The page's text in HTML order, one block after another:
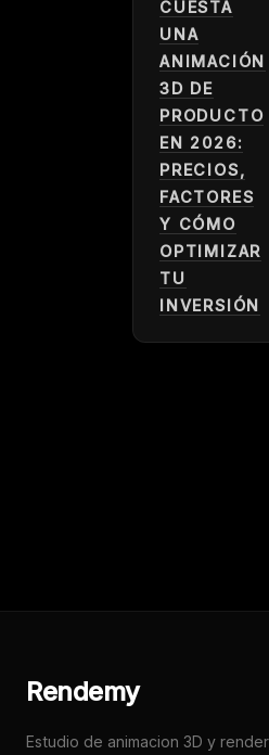
CUESTA
UNA
ANIMACIÓN
3D DE
PRODUCTO
EN 2026:
PRECIOS,
FACTORES
Y CÓMO
OPTIMIZAR
TU
INVERSIÓN
Rendemy
Estudio de animacion 3D y